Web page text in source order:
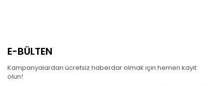
E-BÜLTEN
Kampanyalardan ücretsiz haberdar olmak için hemen kayıt
olun!